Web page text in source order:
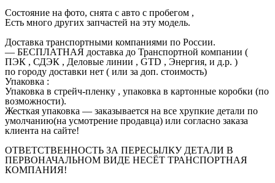
Состояние на фото, снята с авто с пробегом ,
Есть много других запчастей на эту модель.
Доставка транспортными компаниями по России.
— БЕСПЛАТНАЯ доставка до Транспортной компании (
ПЭК , СДЭК , Деловые линии , GTD , Энергия, и д.р. )
по городу доставки нет ( или за доп. стоимость)
Упаковка :
Упаковка в стрейч-пленку , упаковка в картонные коробки (по
возможности).
Жесткая упаковка — заказывается на все хрупкие детали по
умолчанию(на усмотрение продавца) или согласно заказа
клиента на сайте!
ОТВЕТСТВЕННОСТЬ ЗА ПЕРЕСЫЛКУ ДЕТАЛИ В
ПЕРВОНАЧАЛЬНОМ ВИДЕ НЕСЁТ ТРАНСПОРТНАЯ
КОМПАНИЯ!